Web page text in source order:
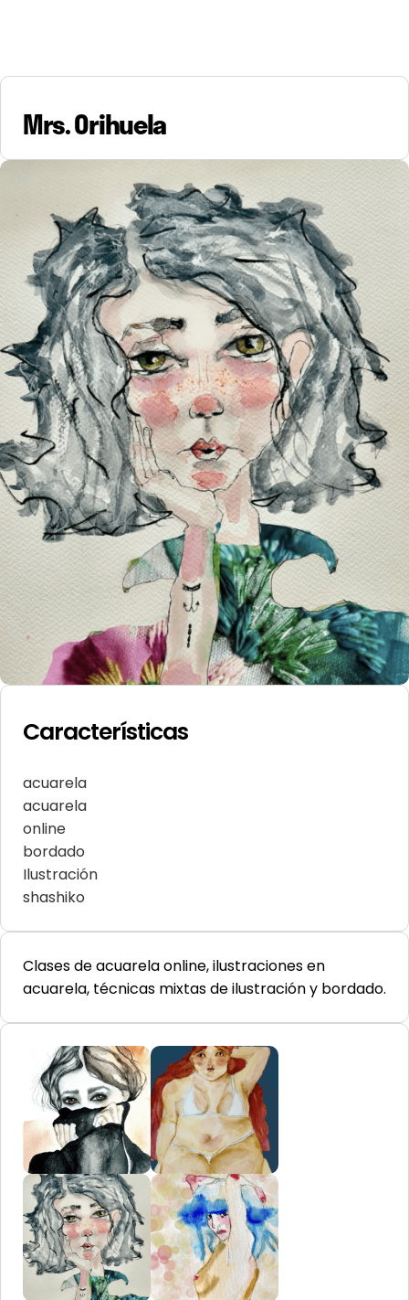
Mrs. Orihuela
Características
acuarela
acuarela
online
bordado
Ilustración
shashiko
Clases de acuarela online, ilustraciones en
acuarela, técnicas mixtas de ilustración y bordado.